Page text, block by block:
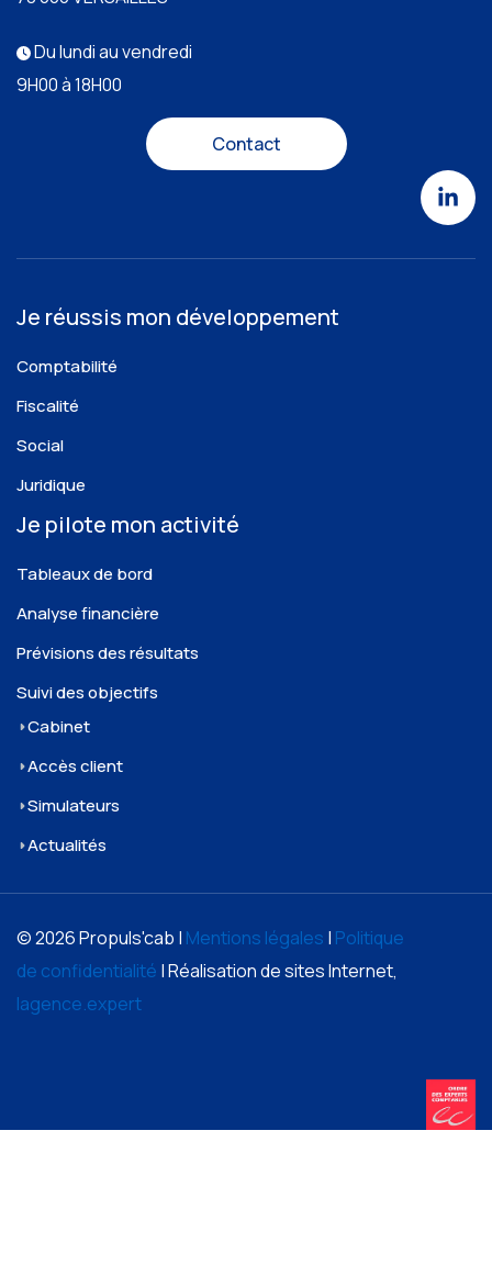
Du lundi au vendredi
9H00 à 18H00
Contact
Je réussis mon développement
Comptabilité
Fiscalité
Social
Juridique
Je pilote mon activité
Tableaux de bord
Analyse financière
Prévisions des résultats
Suivi des objectifs
Cabinet
Accès client
Simulateurs
Actualités
© 2026 Propuls'cab | Mentions légales | Politique
de confidentialité | Réalisation de sites Internet,
lagence.expert